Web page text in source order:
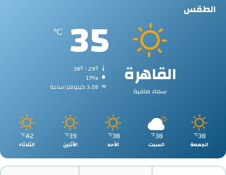
الطقس
القاهرة
سماء صافية
35
℃
17%
3.28 كيلومتر/ساعة
38
℃
الجمعة
38
℃
السبت
38
℃
الأحد
39
℃
الأثنين
42
℃
الثلاثاء